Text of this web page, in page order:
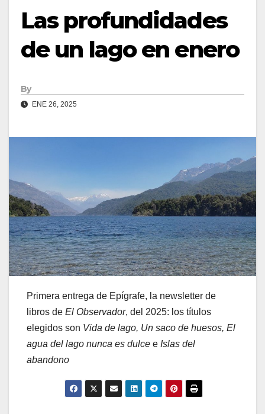
Las profundidades
de un lago en enero
By
ENE 26, 2025
Primera entrega de Epígrafe, la newsletter de
libros de El Observador, del 2025: los títulos
elegidos son Vida de lago, Un saco de huesos, El
agua del lago nunca es dulce e Islas del
abandono